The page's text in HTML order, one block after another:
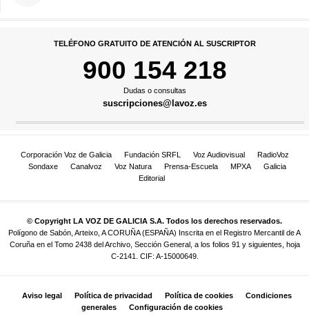
TELÉFONO GRATUITO DE ATENCIÓN AL SUSCRIPTOR
900 154 218
Dudas o consultas
suscripciones@lavoz.es
Corporación Voz de Galicia Fundación SRFL Voz Audiovisual
RadioVoz
Sondaxe
Canalvoz Voz Natura Prensa-Escuela MPXA
Galicia
Editorial
© Copyright LA VOZ DE GALICIA S.A. Todos los derechos reservados.
Polígono de Sabón, Arteixo, A CORUÑA (ESPAÑA) Inscrita en el Registro Mercantil de A
Coruña en el Tomo 2438 del Archivo, Sección General, a los folios 91 y siguientes, hoja
C-2141. CIF: A-15000649.
Aviso legal Política de privacidad Política de cookies
Condiciones
generales
Configuración de cookies